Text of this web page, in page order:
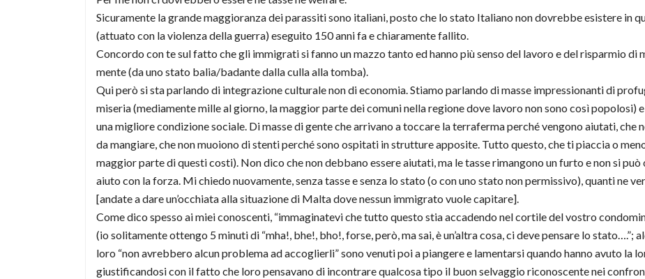
Sicuramente la grande maggioranza dei parassiti sono italiani, posto che lo stato Italiano non dovrebbe esistere in
(attuato con la violenza della guerra) eseguito 150 anni fa e chiaramente fallito.
Concordo con te sul fatto che gli immigrati si fanno un mazzo tanto ed hanno più senso del lavoro e del risparmio
mente (da uno stato balia/badante dalla culla alla tomba).
Qui però si sta parlando di integrazione culturale non di economia. Stiamo parlando di masse impressionanti di
miseria (mediamente mille al giorno, la maggior parte dei comuni nella regione dove lavoro non sono così popolosi)
una migliore condizione sociale. Di masse di gente che arrivano a toccare la terraferma perché vengono aiutati, che
da mangiare, che non muoiono di stenti perché sono ospitati in strutture apposite. Tutto questo, che ti piaccia o
maggior parte di questi costi). Non dico che non debbano essere aiutati, ma le tasse rimangono un furto e non si
aiuto con la forza. Mi chiedo nuovamente, senza tasse e senza lo stato (o con uno stato non permissivo), quanti ne
[andate a dare un’occhiata alla situazione di Malta dove nessun immigrato vuole capitare].
Come dico spesso ai miei conoscenti, “immaginatevi che tutto questo stia accadendo nel cortile del vostro
(io solitamente ottengo 5 minuti di “mha!, bhe!, bho!, forse, però, ma sai, è un’altra cosa, ci deve pensare lo
loro “non avrebbero alcun problema ad accoglierli” sono venuti poi a piangere e lamentarsi quando hanno avuto la
giustificandosi con il fatto che loro pensavano di incontrare qualcosa tipo il buon selvaggio riconoscente nei